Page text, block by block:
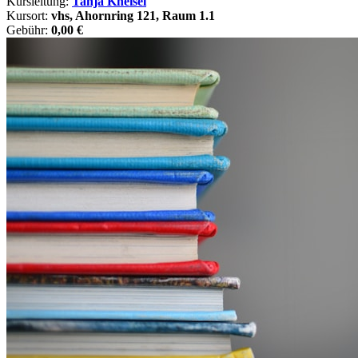
Kursort: vhs, Ahornring 121, Raum 1.1
Gebühr: 0,00 €